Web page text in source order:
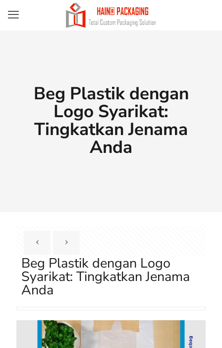
Beg Plastik dengan
Logo Syarikat:
Tingkatkan Jenama
Anda
Beg Plastik dengan Logo
Syarikat: Tingkatkan Jenama
Anda